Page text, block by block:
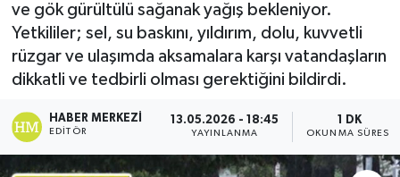
ve gök gürültülü sağanak yağış bekleniyor.
Yetkililer; sel, su baskını, yıldırım, dolu, kuvvetli
rüzgar ve ulaşımda aksamalara karşı vatandaşların
dikkatli ve tedbirli olması gerektiğini bildirdi.
HABER MERKEZI
EDITÖR
13.05.2026 - 18:45
YAYINLANMA
1 DK
OKUNMA SÜRESI
Ekonomi
Eleman
Emlak
Gündem